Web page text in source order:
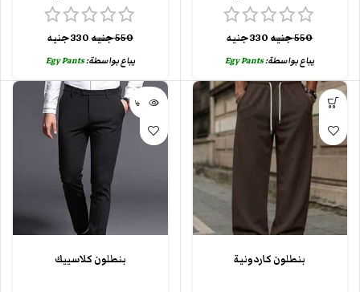
550جنيه 330جنيه
يباع بواسطة:Egy Pants
550جنيه330جنيه
يباع بواسطة:Egy Pants
بنطلون كاردونية
بيعت كلها
بنطلون كلاسييك